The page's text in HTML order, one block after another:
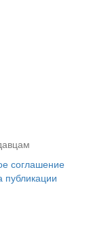
соглашение
публикации